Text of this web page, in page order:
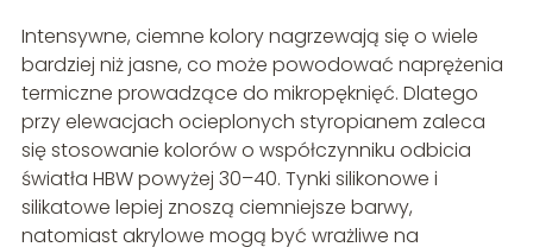
Intensywne, ciemne kolory nagrzewają się o wiele
bardziej niż jasne, co może powodować naprężenia
termiczne prowadzące do mikropęknięć. Dlatego
przy elewacjach ocieplonych styropianem zaleca
się stosowanie kolorów o współczynniku odbicia
światła HBW powyżej 30–40. Tynki silikonowe i
silikatowe lepiej znoszą ciemniejsze barwy,
natomiast akrylowe mogą być wrażliwe na